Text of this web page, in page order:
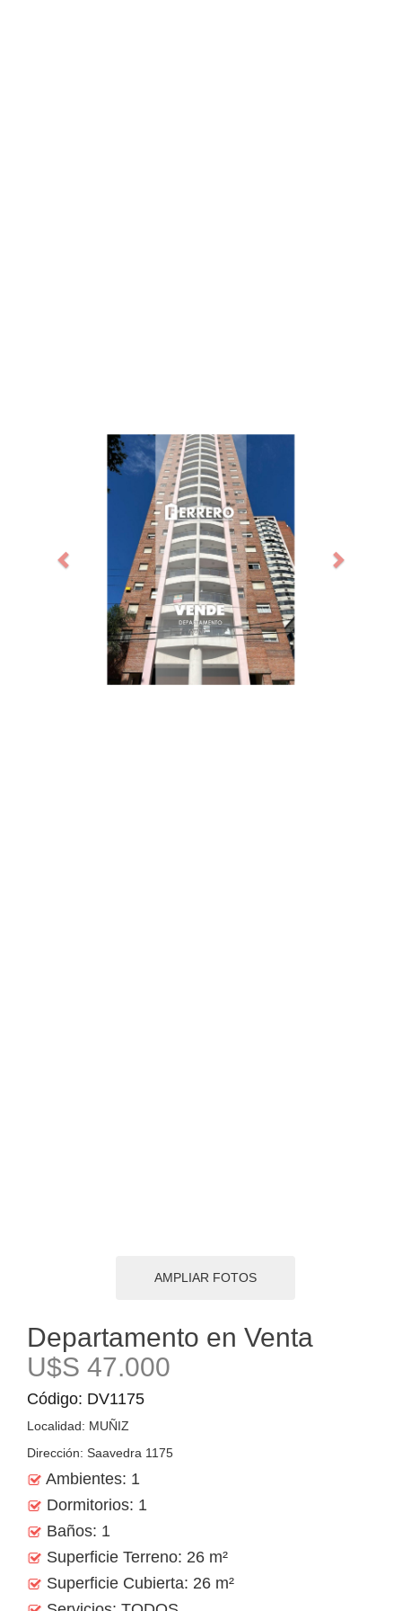
AMPLIAR FOTOS
Departamento en Venta
U$S 47.000
Código: DV1175
Localidad: MUÑIZ
Dirección: Saavedra 1175
Ambientes: 1
Dormitorios: 1
Baños: 1
Superficie Terreno: 26 m²
Superficie Cubierta: 26 m²